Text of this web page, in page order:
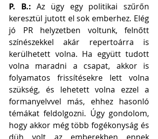
P. B.: Az ügy egy politikai szűrőn
keresztül jutott el sok emberhez. Elég
jó PR helyzetben voltunk, felnőtt
színészekkel akár repertoárra is
kerülhetett volna. Ha együtt tudott
volna maradni a csapat, akkor is
folyamatos frissítésekre lett volna
szükség, és lehetett volna ezzel a
formanyelvvel más, ehhez hasonló
témákat feldolgozni. Úgy gondolom,
hogy akkor még több fogékonyság és
düh volt az emberekben ennek